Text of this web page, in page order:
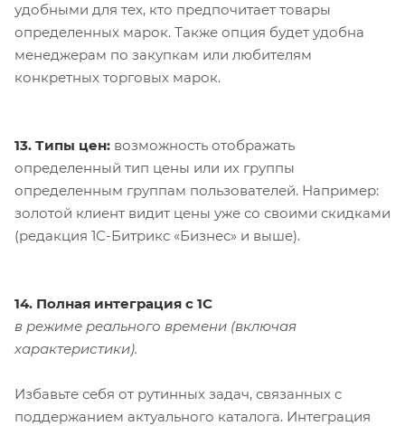
удобными для тех, кто предпочитает товары
определенных марок. Также опция будет удобна
менеджерам по закупкам или любителям
конкретных торговых марок.
13. Типы цен: возможность отображать
определенный тип цены или их группы
определенным группам пользователей. Например:
золотой клиент видит цены уже со своими скидками
(редакция 1С-Битрикс «Бизнес» и выше).
14. Полная интеграция с 1С
в режиме реального времени (включая
характеристики).
Избавьте себя от рутинных задач, связанных с
поддержанием актуального каталога. Интеграция